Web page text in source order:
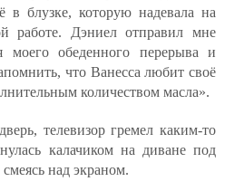
блузке, которую надевала на
работе. Дэниел отправил мне
моего обеденного перерыва и
что Ванесса любит своё
количеством масла».
телевизор гремел каким-то
калачиком на диване под
над экраном.